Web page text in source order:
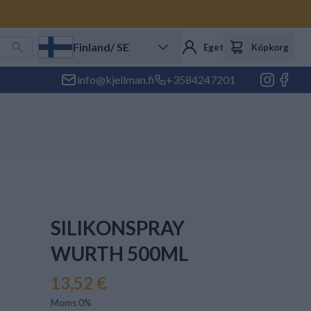
Finland/ SE Eget konto Köpkorg
info@kjellman.fi +3584247201
SILIKONSPRAY
WURTH 500ML
13,52 €
Moms 0%